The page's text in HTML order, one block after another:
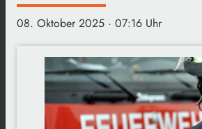
08. Oktober 2025 · 07:16 Uhr